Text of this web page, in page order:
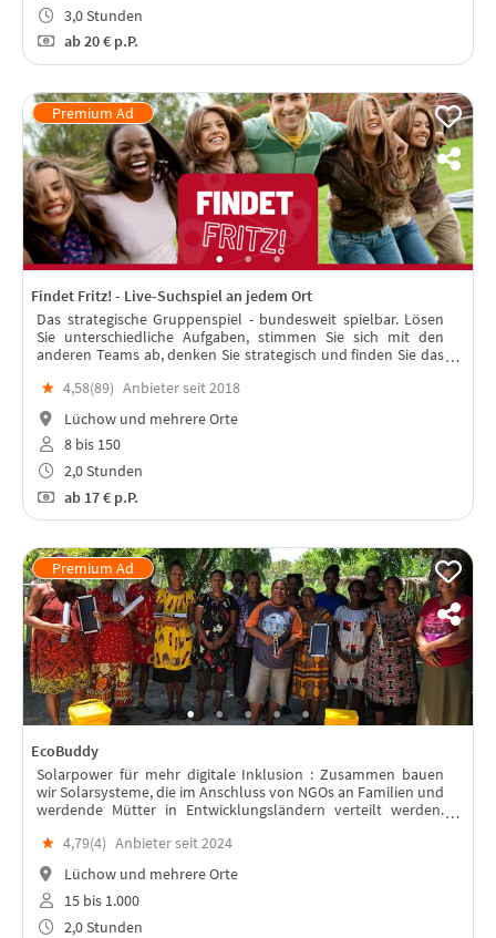
3,0 Stunden
ab20 € p.P.
Findet Fritz! - Live-Suchspiel an jedem Ort
Das strategische Gruppenspiel - bundesweit spielbar. Lösen
Sie unterschiedliche Aufgaben, stimmen Sie sich mit den
anderen Teams ab, denken Sie strategisch und finden Sie das
★ 4,58(89) Anbieter seit 2018
Lüchow und mehrere Orte
8 bis 150
2,0 Stunden
ab17 € p.P.
EcoBuddy
Solarpower für mehr digitale Inklusion : Zusammen bauen
wir Solarsysteme, die im Anschluss von NGOs an Familien und
werdende Mütter in Entwicklungsländern verteilt werden.
★ 4,79(4) Anbieter seit 2024
Lüchow und mehrere Orte
15 bis 1.000
2,0 Stunden